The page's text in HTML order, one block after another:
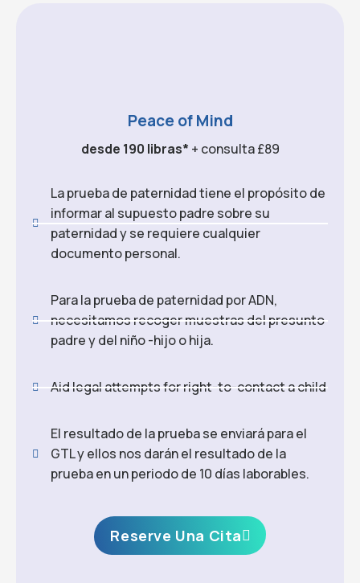
Peace of Mind
desde 190 libras* + consulta £89
La prueba de paternidad tiene el propósito de
informar al supuesto padre sobre su
paternidad y se requiere cualquier
documento personal.
Para la prueba de paternidad por ADN,
necesitamos recoger muestras del presunto
padre y del niño -hijo o hija.
Aid legal attempts for right-to-contact a child
El resultado de la prueba se enviará para el
GTL y ellos nos darán el resultado de la
prueba en un periodo de 10 días laborables.
Reserve Una Cita